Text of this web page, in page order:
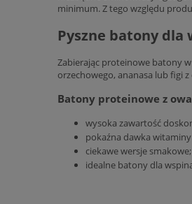
minimum. Z tego względu
Pyszne batony dla
Zabierając proteinowe batony
orzechowego, ananasa lub figi
Batony proteinowe z
wysoka zawartość
pokaźna dawka witaminy
ciekawe wersje smakowe;
idealne batony dla